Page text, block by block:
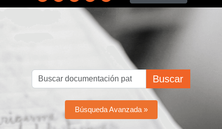
Buscar
Búsqueda Avanzada »